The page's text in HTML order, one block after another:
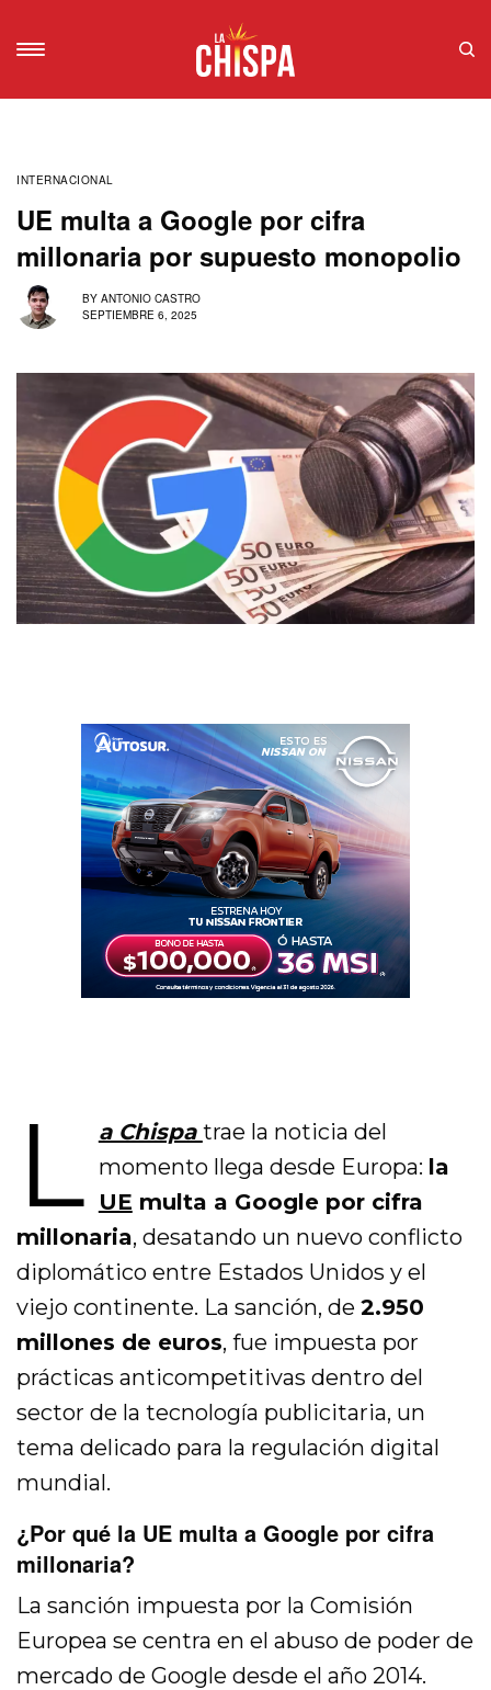
INTERNACIONAL
UE multa a Google por cifra
millonaria por supuesto monopolio
BY ANTONIO CASTRO
SEPTIEMBRE 6, 2025
L a Chispa trae la noticia del
momento llega desde Europa: la
UE multa a Google por cifra
millonaria, desatando un nuevo conflicto
diplomático entre Estados Unidos y el
viejo continente. La sanción, de2.950
millones de euros, fue impuesta por
prácticas anticompetitivas dentro del
sector de la tecnología publicitaria, un
tema delicado para la regulación digital
mundial.
¿Por qué la UE multa a Google por cifra
millonaria?
La sanción impuesta por la Comisión
Europea se centra en el abuso de poder de
mercado de Google desde el año 2014.